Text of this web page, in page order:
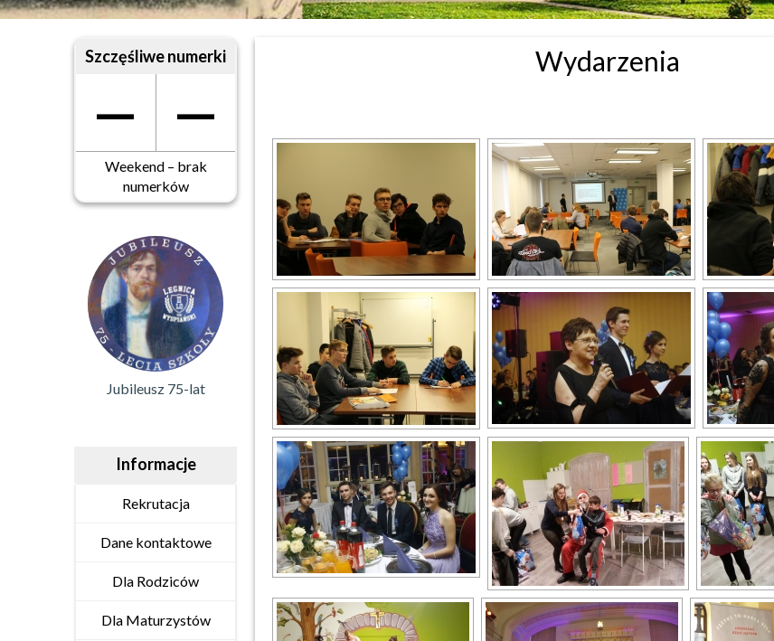
Szczęśliwe numerki
— —
Weekend – brak
numerków
Jubileusz 75-lat
Informacje
Rekrutacja
Dane kontaktowe
Dla Rodziców
Dla Maturzystów
Wydarzenia